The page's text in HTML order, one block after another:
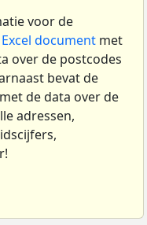
voor de
Excel document met
over de postcodes
bevat de
de data over de
adressen,